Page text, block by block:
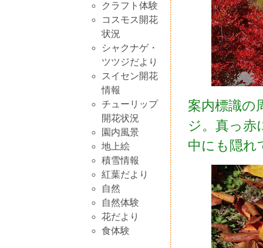
クラフト体験
コスモス開花
状況
シャクナゲ・
ツツジだより
スイセン開花
情報
チューリップ
開花状況
園内風景
地上絵
積雪情報
紅葉だより
自然
自然体験
花だより
食体験
案内標識の
ジ。真っ赤
中にも隠れ